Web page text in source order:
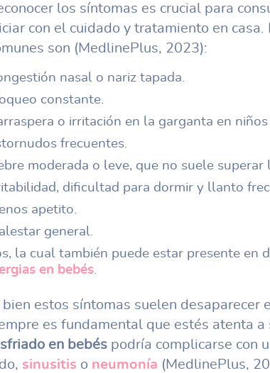
los síntomas es crucial para
con el cuidado y tratamiento en casa.
son (MedlinePlus, 2023):
nasal o nariz tapada.
constante.
o irritación en la garganta en niños
frecuentes.
moderada o leve, que no suele superar
dificultad para dormir y llanto
apetito.
general.
la cual también puede estar presente en
en bebés.
bien estos síntomas suelen desaparecer
es fundamental que estés atenta a
en bebéspodría complicarse con
sinusitis o neumonía (MedlinePlus,